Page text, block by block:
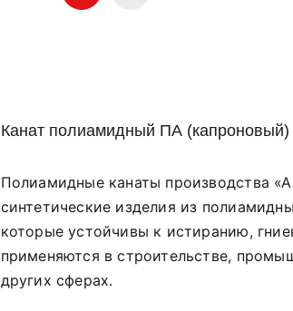
Канат полиамидный ПА
Полиамидные канаты производства
синтетические изделия из
которые устойчивы к истиранию,
применяются в строительстве,
других сферах.